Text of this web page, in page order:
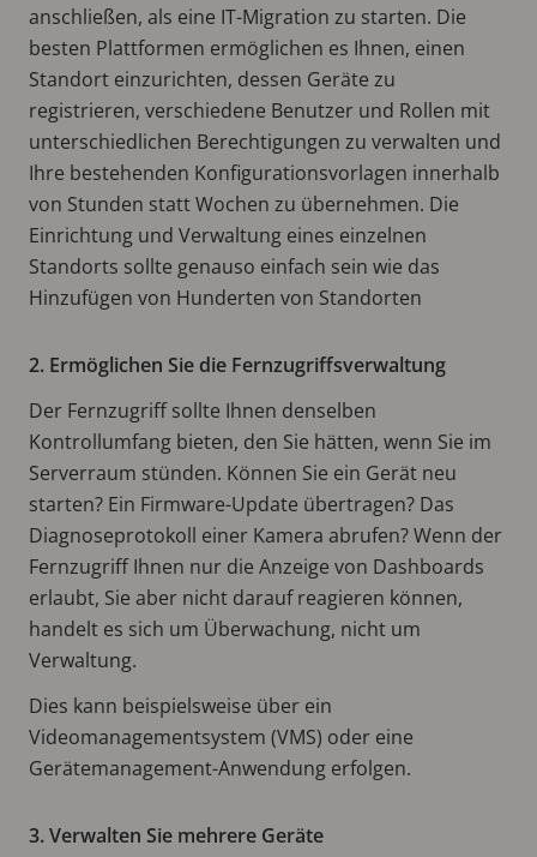
anschließen, als eine IT-Migration zu starten. Die
besten Plattformen ermöglichen es Ihnen, einen
Standort einzurichten, dessen Geräte zu
registrieren, verschiedene Benutzer und Rollen mit
unterschiedlichen Berechtigungen zu verwalten und
Ihre bestehenden Konfigurationsvorlagen innerhalb
von Stunden statt Wochen zu übernehmen. Die
Einrichtung und Verwaltung eines einzelnen
Standorts sollte genauso einfach sein wie das
Hinzufügen von Hunderten von Standorten
2. Ermöglichen Sie die Fernzugriffsverwaltung
Der Fernzugriff sollte Ihnen denselben
Kontrollumfang bieten, den Sie hätten, wenn Sie im
Serverraum stünden. Können Sie ein Gerät neu
starten? Ein Firmware-Update übertragen? Das
Diagnoseprotokoll einer Kamera abrufen? Wenn der
Fernzugriff Ihnen nur die Anzeige von Dashboards
erlaubt, Sie aber nicht darauf reagieren können,
handelt es sich um Überwachung, nicht um
Verwaltung.
Dies kann beispielsweise über ein
Videomanagementsystem (VMS) oder eine
Gerätemanagement-Anwendung erfolgen.
3. Verwalten Sie mehrere Geräte